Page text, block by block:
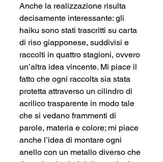
Anche la realizzazione risulta
decisamente interessante: gli
haiku sono stati trascritti su carta
di riso giapponese, suddivisi e
raccolti in quattro stagioni, ovvero
un’altra idea vincente. Mi piace il
fatto che ogni raccolta sia stata
protetta attraverso un cilindro di
acrilico trasparente in modo tale
che si vedano frammenti di
parole, materia e colore; mi piace
anche l’idea di montare ogni
anello con un metallo diverso che